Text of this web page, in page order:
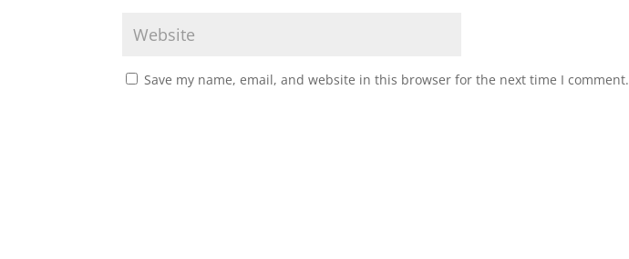
Save my name, email, and website in this browser for the next time I comment.